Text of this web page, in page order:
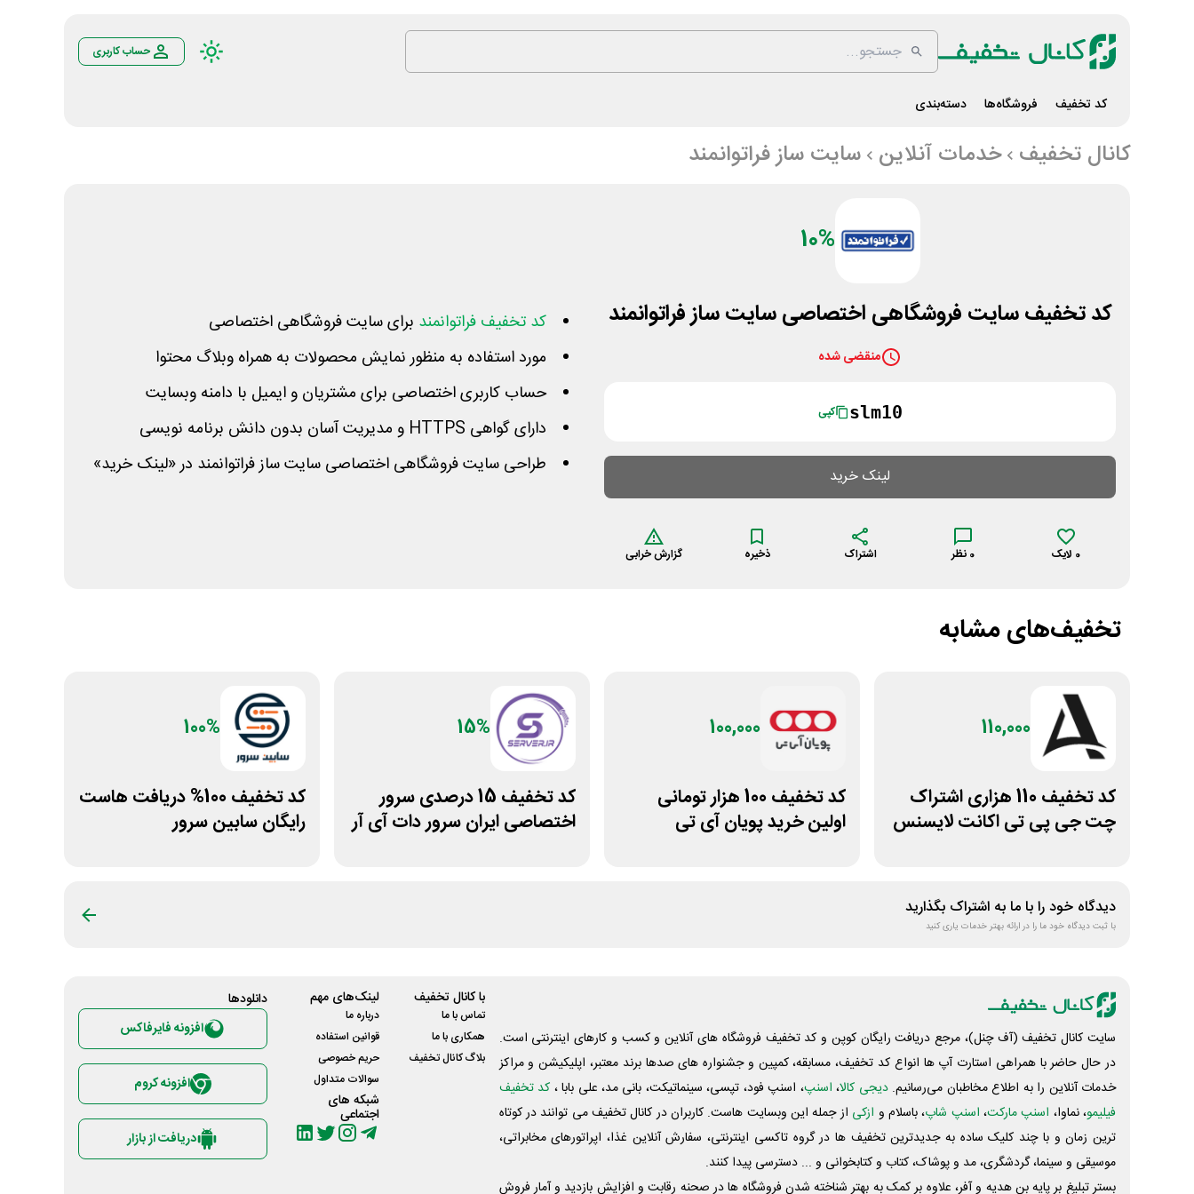
حساب کاربری
کد تخفیف فروشگاه‌ها دسته‌بندی
کانال تخفیف خدمات آنلاین سایت ساز فراتوانمند
10%
کد تخفیف سایت فروشگاهی اختصاصی سایت ساز فراتوانمند
منقضی شده
slm10 کپی
لینک خرید
0 لایک 0 نظر اشتراک ذخیره گزارش خرابی
کد تخفیف فراتوانمند برای سایت فروشگاهی اختصاصی
مورد استفاده به منظور نمایش محصولات به همراه وبلاگ محتوا
حساب کاربری اختصاصی برای مشتریان و ایمیل با دامنه وبسایت
دارای گواهی HTTPS و مدیریت آسان بدون دانش برنامه نویسی
طراحی سایت فروشگاهی اختصاصی سایت ساز فراتوانمند در «لینک خرید»
تخفیف‌های مشابه
110,000
کد تخفیف 110 هزاری اشتراک
چت جی پی تی اکانت لایسنس
100,000
کد تخفیف 100 هزار تومانی
اولین خرید پویان آی تی
15%
کد تخفیف 15 درصدی سرور
اختصاصی ایران سرور دات آی آر
100%
کد تخفیف 100% دریافت هاست
رایگان سابین سرور
دیدگاه خود را با ما به اشتراک بگذارید
با ثبت دیدگاه خود ما را در ارائه بهتر خدمات یاری کنید
سایت کانال تخفیف (آف چنل)، مرجع دریافت رایگان کوپن و کد تخفیف فروشگاه های آنلاین و کسب و‌ کارهای اینترنتی است.
در حال حاضر با همراهی استارت آپ ها انواع کد تخفیف، مسابقه، کمپین و جشنواره های صدها برند معتبر، اپلیکیشن و مراکز
خدمات آنلاین را به اطلاع مخاطبان می‌رسانیم. دیجی کالا، اسنپ، اسنپ فود، تپسی، سینماتیکت، بانی مد، علی‌ بابا ، کد تخفیف
فیلیمو، نماوا، اسنپ مارکت، اسنپ شاپ، باسلام و ازکی از جمله این وبسایت ‌هاست. کاربران در کانال تخفیف می توانند در کوتاه
ترین زمان و با چند کلیک ساده به جدیدترین تخفیف ها در گروه تاکسی اینترنتی، سفارش آنلاین غذا، اپراتورهای مخابراتی،
موسیقی و سینما، گردشگری، مد و پوشاک، کتاب و کتابخوانی و ... دسترسی پیدا کنند.
بستر تبلیغ بر پایه بن هدیه و آفر، علاوه بر کمک به بهتر شناخته شدن فروشگاه ها در صحنه رقابت و افزایش بازدید و آمار فروش
با کانال تخفیف
تماس با ما
همکاری با ما
بلاگ کانال تخفیف
لینک‌های مهم
درباره ما
قوانین استفاده
حریم خصوصی
سوالات متداول
شبکه های
اجتماعی
دانلود‌ها
افزونه فایرفاکس
افزونه کروم
دریافت از بازار